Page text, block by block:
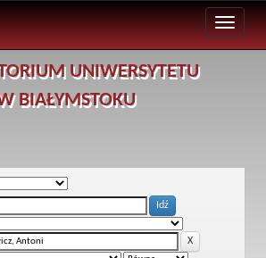
UNIWERSYTETU
BIAŁYMSTOKU